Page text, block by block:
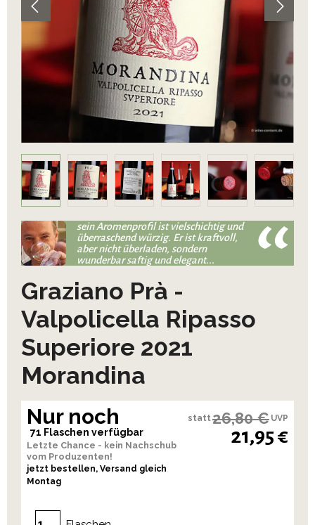
sein Aromenprofil ist vielschichtig und
überraschend würzig. Er ist kraftvoll,
aber nicht überladen, sondern
wunderbar saftig und elegant...
Graziano Prà -
Valpolicella Ripasso
Superiore 2021
Morandina
Nur noch
71 Flaschen verfügbar
Letzte Chance - kein Nachschub
vom Produzenten!
jetzt bestellen, Versand gleich
Montag
statt26,80 € UVP
21,95 €